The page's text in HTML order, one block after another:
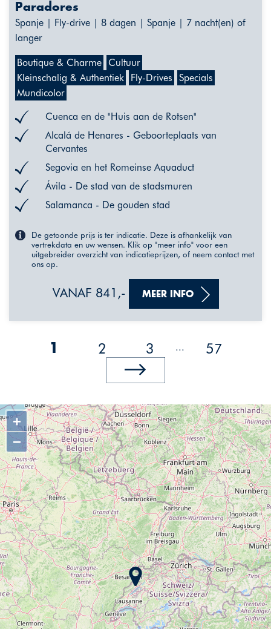
Paradores
Spanje | Fly-drive | 8 dagen | Spanje | 7 nacht(en) of
langer
Boutique & Charme Cultuur
Kleinschalig & Authentiek
Fly-Drives
Specials
Mundicolor
Cuenca en de "Huis aan de Rotsen"
Alcalá de Henares - Geboorteplaats van
Cervantes
Segovia en het Romeinse Aquaduct
Ávila - De stad van de stadsmuren
Salamanca - De gouden stad
De getoonde prijs is ter indicatie. Deze is afhankelijk van
vertrekdata en uw wensen. Klik op "meer info" voor een
uitgebreider overzicht van indicatieprijzen, of neem contact met
ons op.
VANAF 841,- MEER INFO
1 2 3 ... 57
+
−